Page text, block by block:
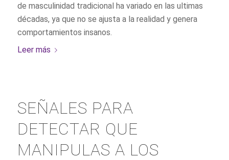
de masculinidad tradicional ha variado en las ultimas
décadas, ya que no se ajusta a la realidad y genera
comportamientos insanos.
Leer más
SEÑALES PARA
DETECTAR QUE
MANIPULAS A LOS